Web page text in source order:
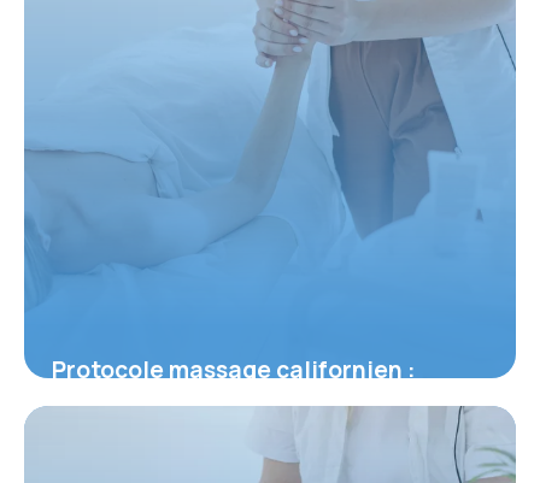
Protocole massage californien :
Technique complète